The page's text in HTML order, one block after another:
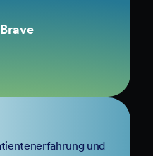
und